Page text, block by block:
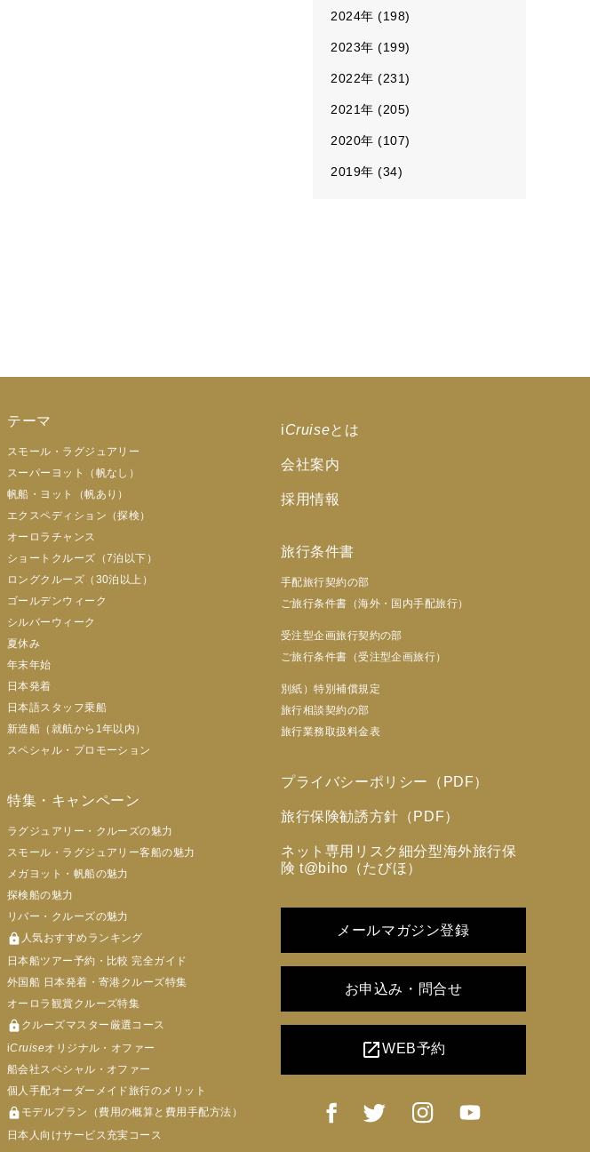
2024年 (198)
2023年 (199)
2022年 (231)
2021年 (205)
2020年 (107)
2019年 (34)
テーマ
スモール・ラグジュアリー
スーパーヨット（帆なし）
帆船・ヨット（帆あり）
エクスペディション（探検）
オーロラチャンス
ショートクルーズ（7泊以下）
ロングクルーズ（30泊以上）
ゴールデンウィーク
シルバーウィーク
夏休み
年末年始
日本発着
日本語スタッフ乗船
新造船（就航から1年以内）
スペシャル・プロモーション
特集・キャンペーン
ラグジュアリー・クルーズの魅力
スモール・ラグジュアリー客船の魅力
メガヨット・帆船の魅力
探検船の魅力
リバー・クルーズの魅力
lock 人気おすすめランキング
日本船ツアー予約・比較 完全ガイド
外国船 日本発着・寄港クルーズ特集
オーロラ観賞クルーズ特集
lock クルーズマスター厳選コース
iCruiseオリジナル・オファー
船会社スペシャル・オファー
個人手配オーダーメイド旅行のメリット
lock モデルプラン（費用の概算と費用手配方法）
日本人向けサービス充実コース
iCruiseとは
会社案内
採用情報
旅行条件書
手配旅行契約の部
ご旅行条件書（海外・国内手配旅行）
受注型企画旅行契約の部
ご旅行条件書（受注型企画旅行）
別紙）特別補償規定
旅行相談契約の部
旅行業務取扱料金表
プライバシーポリシー（PDF）
旅行保険勧誘方針（PDF）
ネット専用リスク細分型海外旅行保
険 t@biho（たびほ）
メールマガジン登録
お申込み・問合せ
open_in_newWEB予約